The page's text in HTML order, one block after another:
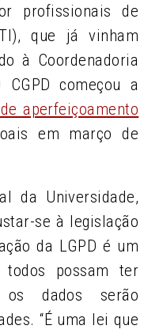
profissionais de
que já vinham
à Coordenadoria
CGPD começou a
aperfeiçoamento
em março de
da Universidade,
se à legislação
da LGPD é um
possam ter
os dados serão
“É uma lei que